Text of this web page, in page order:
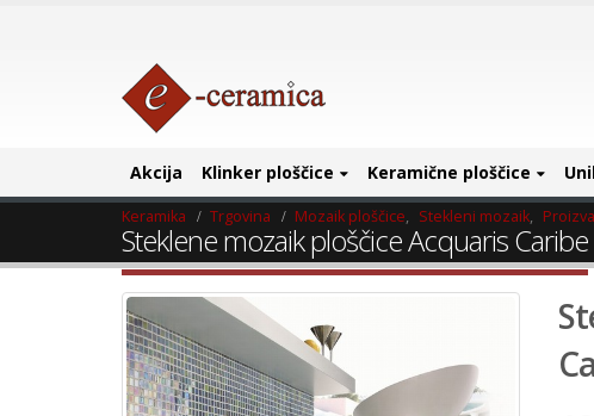
Akcija Klinker ploščice Keramične ploščice
Keramika Trgovina Mozaik ploščice, Stekleni mozaik,
Steklene mozaik ploščice Acquaris Caribe